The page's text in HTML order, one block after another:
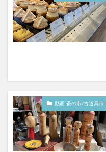
動画-蚤の市/古道具市-